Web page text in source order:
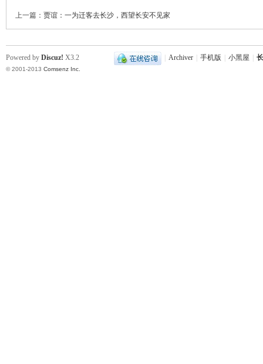
上一篇： 贾谊：一为迁客去长沙，西望长安不见家
Archiver 手机版 小黑屋
Powered by Discuz! X3.2
© 2001-2013 Comsenz Inc.